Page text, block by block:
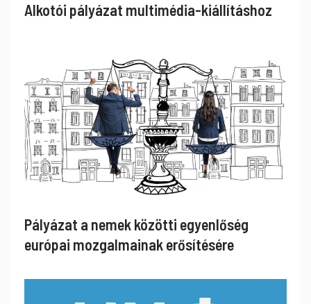
Alkotói pályázat multimédia-kiállításhoz
Pályázat a nemek közötti egyenlőség
európai mozgalmainak erősítésére